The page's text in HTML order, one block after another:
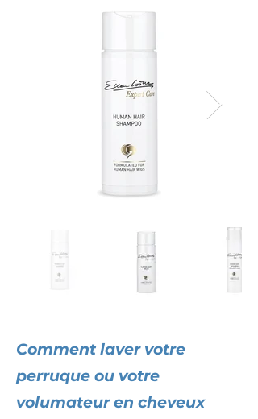
Comment laver votre
perruque ou votre
volumateur en cheveux